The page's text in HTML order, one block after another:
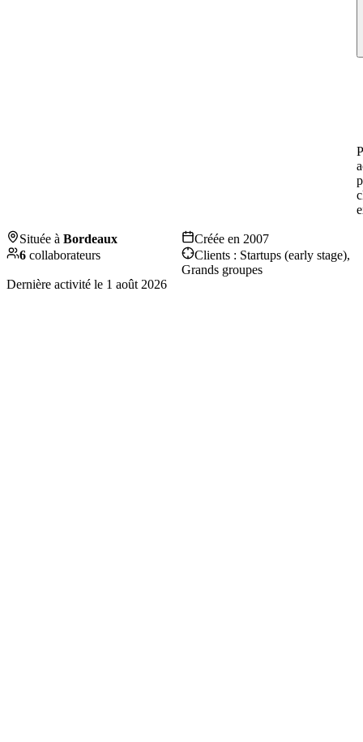
Située à Bordeaux Créée en 2007
6 collaborateurs Clients : Startups (early stage),
Grands groupes
Dernière activité le 1 août 2026